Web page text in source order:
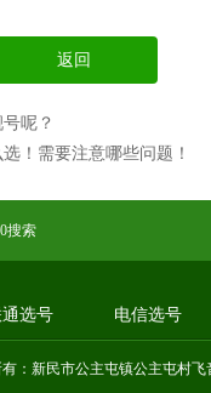
返回
呢？
！需要注意哪些问题！
搜索
选号 电信选号
有：新民市公主屯镇公主屯村